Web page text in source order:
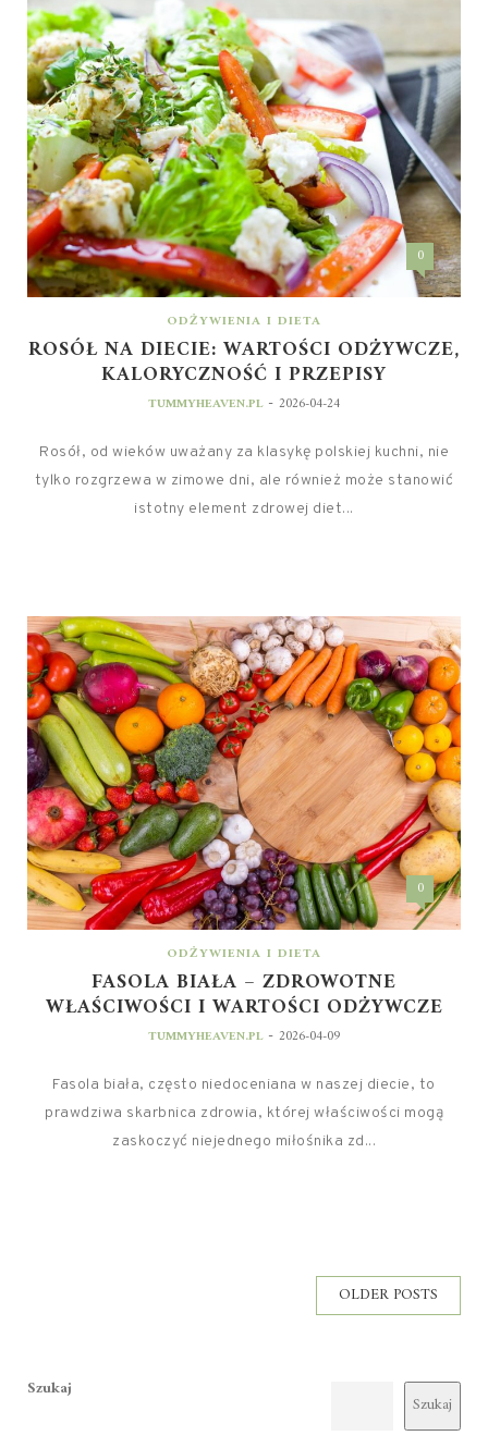
0
ODŻYWIENIA I DIETA
ROSÓŁ NA DIECIE: WARTOŚCI ODŻYWCZE,
KALORYCZNOŚĆ I PRZEPISY
TUMMYHEAVEN.PL - 2026-04-24
Rosół, od wieków uważany za klasykę polskiej kuchni, nie
tylko rozgrzewa w zimowe dni, ale również może stanowić
istotny element zdrowej diet...
0
ODŻYWIENIA I DIETA
FASOLA BIAŁA – ZDROWOTNE
WŁAŚCIWOŚCI I WARTOŚCI ODŻYWCZE
TUMMYHEAVEN.PL - 2026-04-09
Fasola biała, często niedoceniana w naszej diecie, to
prawdziwa skarbnica zdrowia, której właściwości mogą
zaskoczyć niejednego miłośnika zd...
OLDER POSTS
Szukaj
Szukaj